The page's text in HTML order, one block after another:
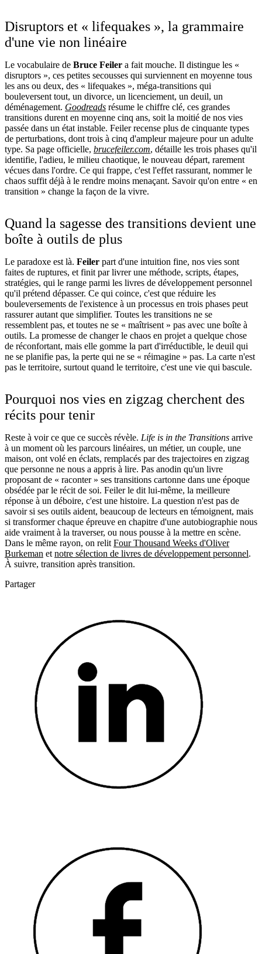
Disruptors et « lifequakes », la grammaire
d'une vie non linéaire
Le vocabulaire de Bruce Feiler a fait mouche. Il distingue les «
disruptors », ces petites secousses qui surviennent en moyenne tous
les ans ou deux, des « lifequakes », méga-transitions qui
bouleversent tout, un divorce, un licenciement, un deuil, un
déménagement. Goodreads résume le chiffre clé, ces grandes
transitions durent en moyenne cinq ans, soit la moitié de nos vies
passée dans un état instable. Feiler recense plus de cinquante types
de perturbations, dont trois à cinq d'ampleur majeure pour un adulte
type. Sa page officielle, brucefeiler.com, détaille les trois phases qu'il
identifie, l'adieu, le milieu chaotique, le nouveau départ, rarement
vécues dans l'ordre. Ce qui frappe, c'est l'effet rassurant, nommer le
chaos suffit déjà à le rendre moins menaçant. Savoir qu'on entre « en
transition » change la façon de la vivre.
Quand la sagesse des transitions devient une
boîte à outils de plus
Le paradoxe est là. Feiler part d'une intuition fine, nos vies sont
faites de ruptures, et finit par livrer une méthode, scripts, étapes,
stratégies, qui le range parmi les livres de développement personnel
qu'il prétend dépasser. Ce qui coince, c'est que réduire les
bouleversements de l'existence à un processus en trois phases peut
rassurer autant que simplifier. Toutes les transitions ne se
ressemblent pas, et toutes ne se « maîtrisent » pas avec une boîte à
outils. La promesse de changer le chaos en projet a quelque chose
de réconfortant, mais elle gomme la part d'irréductible, le deuil qui
ne se planifie pas, la perte qui ne se « réimagine » pas. La carte n'est
pas le territoire, surtout quand le territoire, c'est une vie qui bascule.
Pourquoi nos vies en zigzag cherchent des
récits pour tenir
Reste à voir ce que ce succès révèle. Life is in the Transitions arrive
à un moment où les parcours linéaires, un métier, un couple, une
maison, ont volé en éclats, remplacés par des trajectoires en zigzag
que personne ne nous a appris à lire. Pas anodin qu'un livre
proposant de « raconter » ses transitions cartonne dans une époque
obsédée par le récit de soi. Feiler le dit lui-même, la meilleure
réponse à un déboire, c'est une histoire. La question n'est pas de
savoir si ses outils aident, beaucoup de lecteurs en témoignent, mais
si transformer chaque épreuve en chapitre d'une autobiographie nous
aide vraiment à la traverser, ou nous pousse à la mettre en scène.
Dans le même rayon, on relit Four Thousand Weeks d'Oliver
Burkeman et notre sélection de livres de développement personnel.
À suivre, transition après transition.
Partager